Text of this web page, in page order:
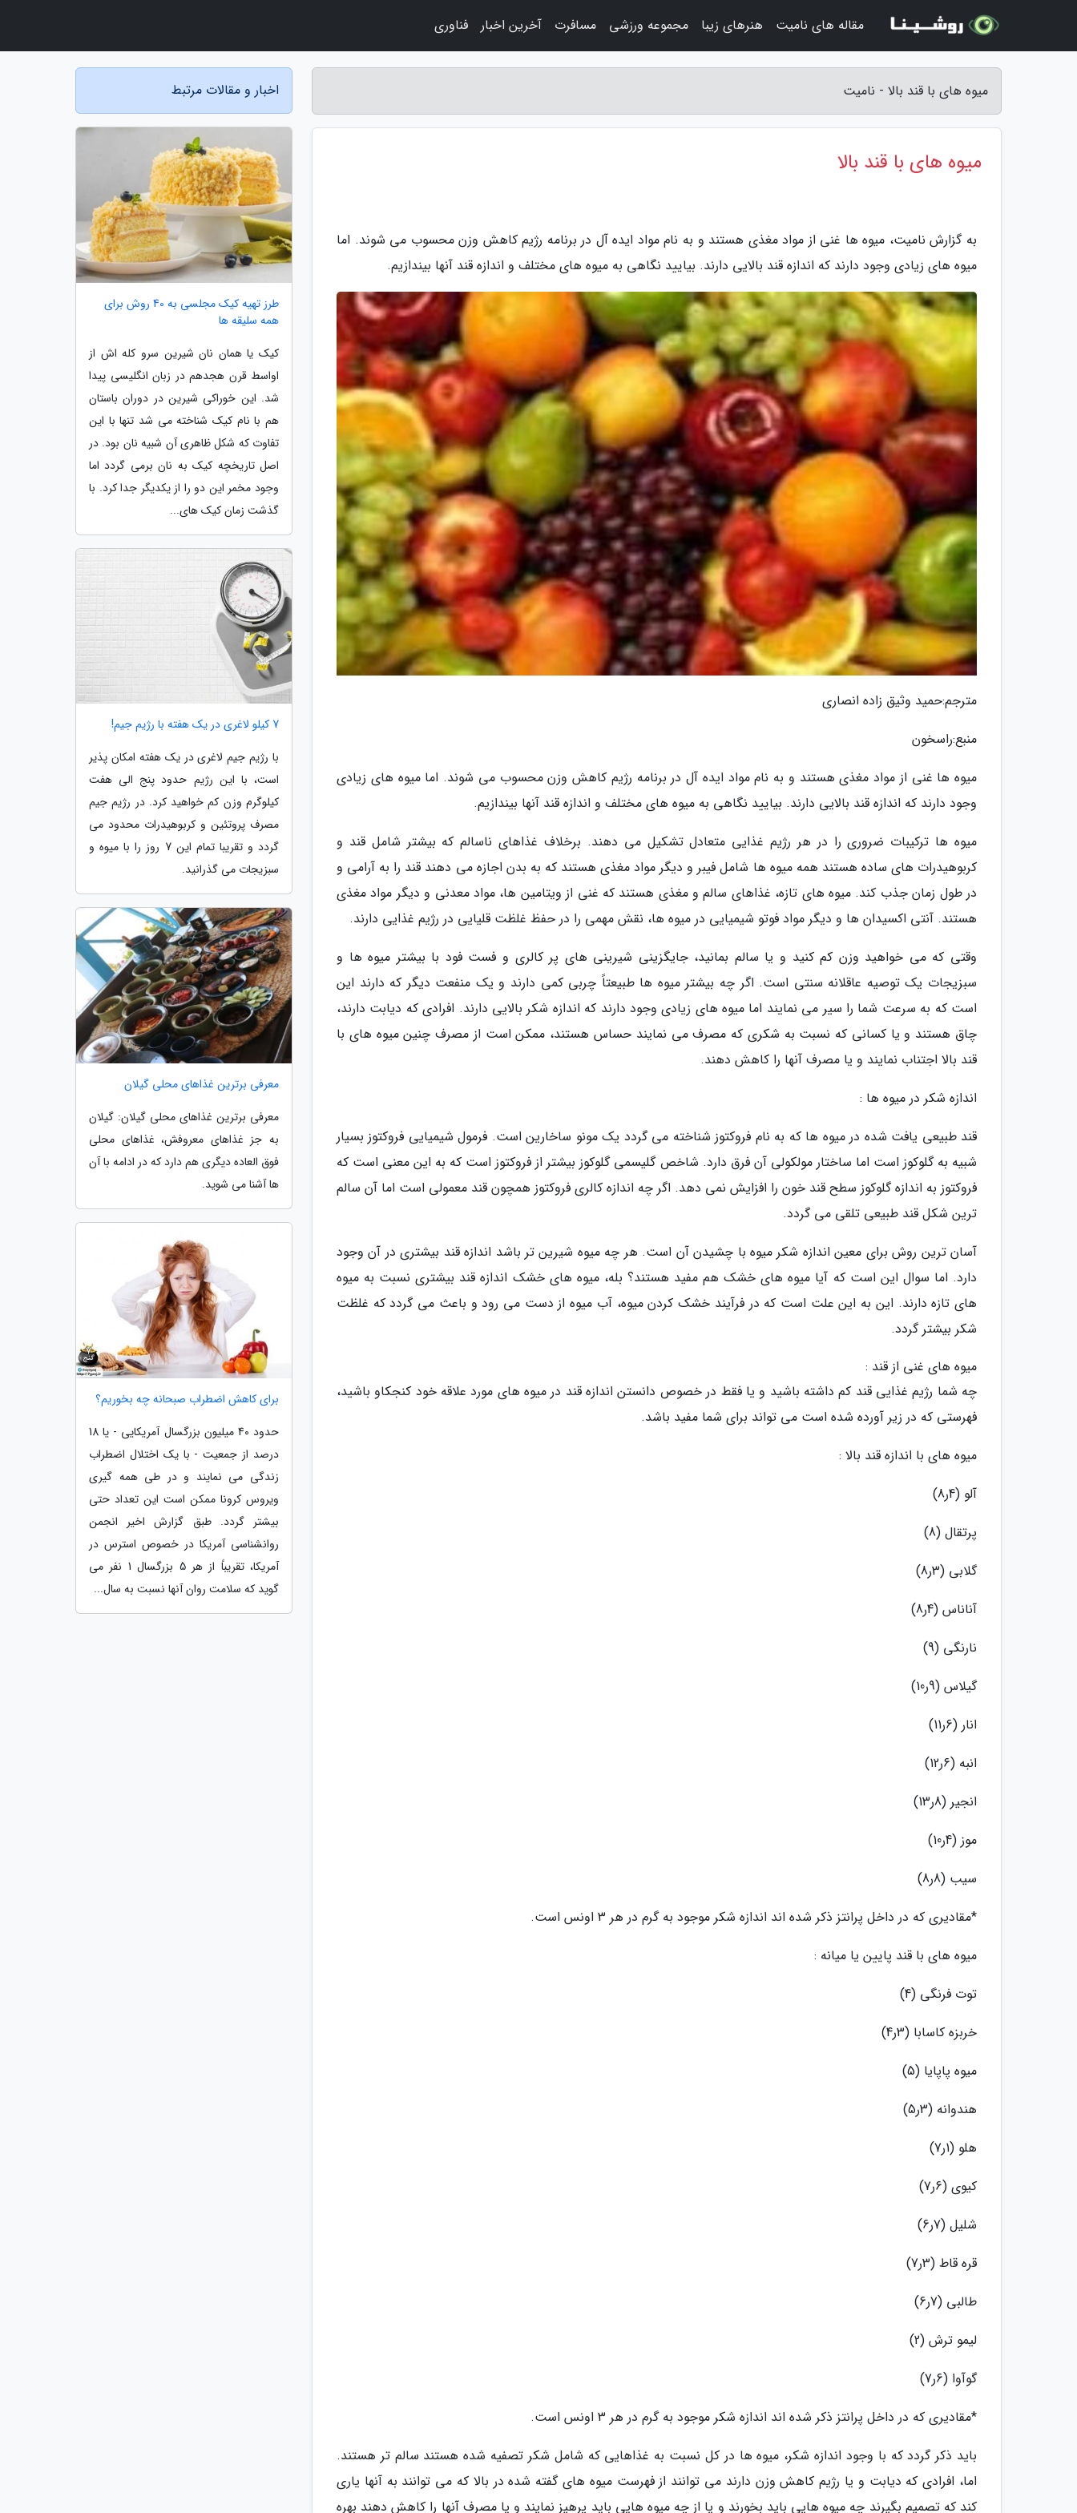
میوه های با قند بالا - نامیت
میوه های با قند بالا
به گزارش نامیت، میوه ها غنی از مواد مغذی هستند و به نام مواد ایده آل در برنامه رژیم کاهش وزن محسوب می شوند. اما
میوه های زیادی وجود دارند که اندازه قند بالایی دارند. بیایید نگاهی به میوه های مختلف و اندازه قند آنها بیندازیم.
مترجم:حمید وثیق زاده انصاری
منبع:راسخون
میوه ها غنی از مواد مغذی هستند و به نام مواد ایده آل در برنامه رژیم کاهش وزن محسوب می شوند. اما میوه های زیادی
وجود دارند که اندازه قند بالایی دارند. بیایید نگاهی به میوه های مختلف و اندازه قند آنها بیندازیم.
میوه ها ترکیبات ضروری را در هر رژیم غذایی متعادل تشکیل می دهند. برخلاف غذاهای ناسالم که بیشتر شامل قند و
کربوهیدرات های ساده هستند همه میوه ها شامل فیبر و دیگر مواد مغذی هستند که به بدن اجازه می دهند قند را به آرامی و
در طول زمان جذب کند. میوه های تازه، غذاهای سالم و مغذی هستند که غنی از ویتامین ها، مواد معدنی و دیگر مواد مغذی
هستند. آنتی اکسیدان ها و دیگر مواد فوتو شیمیایی در میوه ها، نقش مهمی را در حفظ غلظت قلیایی در رژیم غذایی دارند.
وقتی که می خواهید وزن کم کنید و یا سالم بمانید، جایگزینی شیرینی های پر کالری و فست فود با بیشتر میوه ها و
سبزیجات یک توصیه عاقلانه سنتی است. اگر چه بیشتر میوه ها طبیعتاً چربی کمی دارند و یک منفعت دیگر که دارند این
است که به سرعت شما را سیر می نمایند اما میوه های زیادی وجود دارند که اندازه شکر بالایی دارند. افرادی که دیابت دارند،
چاق هستند و یا کسانی که نسبت به شکری که مصرف می نمایند حساس هستند، ممکن است از مصرف چنین میوه های با
قند بالا اجتناب نمایند و یا مصرف آنها را کاهش دهند.
اندازه شکر در میوه ها :
قند طبیعی یافت شده در میوه ها که به نام فروکتوز شناخته می گردد یک مونو ساخارین است. فرمول شیمیایی فروکتوز بسیار
شبیه به گلوکوز است اما ساختار مولکولی آن فرق دارد. شاخص گلیسمی گلوکوز بیشتر از فروکتوز است که به این معنی است که
فروکتوز به اندازه گلوکوز سطح قند خون را افزایش نمی دهد. اگر چه اندازه کالری فروکتوز همچون قند معمولی است اما آن سالم
ترین شکل قند طبیعی تلقی می گردد.
آسان ترین روش برای معین اندازه شکر میوه با چشیدن آن است. هر چه میوه شیرین تر باشد اندازه قند بیشتری در آن وجود
دارد. اما سوال این است که آیا میوه های خشک هم مفید هستند؟ بله، میوه های خشک اندازه قند بیشتری نسبت به میوه
های تازه دارند. این به این علت است که در فرآیند خشک کردن میوه، آب میوه از دست می رود و باعث می گردد که غلظت
شکر بیشتر گردد.
میوه های غنی از قند :
چه شما رژیم غذایی قند کم داشته باشید و یا فقط در خصوص دانستن اندازه قند در میوه های مورد علاقه خود کنجکاو باشید،
فهرستی که در زیر آورده شده است می تواند برای شما مفید باشد.
میوه های با اندازه قند بالا :
آلو (4ر8)
پرتقال (8)
گلابی (3ر8)
آناناس (4ر8)
نارنگی (9)
گیلاس (9ر10)
انار (6ر11)
انبه (6ر12)
انجیر (8ر13)
موز (4ر10)
سیب (8ر8)
*مقادیری که در داخل پرانتز ذکر شده اند اندازه شکر موجود به گرم در هر 3 اونس است.
میوه های با قند پایین یا میانه :
توت فرنگی (4)
خربزه کاسابا (3ر4)
میوه پاپایا (5)
هندوانه (3ر5)
هلو (1ر7)
کیوی (6ر7)
شلیل (7ر6)
قره قاط (3ر7)
طالبی (7ر6)
لیمو ترش (2)
گوآوا (6ر7)
*مقادیری که در داخل پرانتز ذکر شده اند اندازه شکر موجود به گرم در هر 3 اونس است.
باید ذکر گردد که با وجود اندازه شکر، میوه ها در کل نسبت به غذاهایی که شامل شکر تصفیه شده هستند سالم تر هستند.
اما، افرادی که دیابت و یا رژیم کاهش وزن دارند می توانند از فهرست میوه های گفته شده در بالا که می توانند به آنها یاری
کند که تصمیم بگیرند چه میوه هایی باید بخورند و یا از چه میوه هایی باید پرهیز نمایند و یا مصرف آنها را کاهش دهند بهره
اخبار و مقالات مرتبط
طرز تهیه کیک مجلسی به 40 روش برای
همه سلیقه ها
کیک یا همان نان شیرین سرو کله اش از
اواسط قرن هجدهم در زبان انگلیسی پیدا
شد. این خوراکی شیرین در دوران باستان
هم با نام کیک شناخته می شد تنها با این
تفاوت که شکل ظاهری آن شبیه نان بود. در
اصل تاریخچه کیک به نان برمی گردد اما
وجود مخمر این دو را از یکدیگر جدا کرد. با
گذشت زمان کیک های...
7 کیلو لاغری در یک هفته با رژیم جیم!
با رژیم جیم لاغری در یک هفته امکان پذیر
است، با این رژیم حدود پنج الی هفت
کیلوگرم وزن کم خواهید کرد. در رژیم جیم
مصرف پروتئین و کربوهیدرات محدود می
گردد و تقریبا تمام این 7 روز را با میوه و
سبزیجات می گذرانید.
معرفی برترین غذاهای محلی گیلان
معرفی برترین غذاهای محلی گیلان: گیلان
به جز غذاهای معروفش، غذاهای محلی
فوق العاده دیگری هم دارد که در ادامه با آن
ها آشنا می شوید.
برای کاهش اضطراب صبحانه چه بخوریم؟
حدود 40 میلیون بزرگسال آمریکایی - یا 18
درصد از جمعیت - با یک اختلال اضطراب
زندگی می نمایند و در طی همه گیری
ویروس کرونا ممکن است این تعداد حتی
بیشتر گردد. طبق گزارش اخیر انجمن
روانشناسی آمریکا در خصوص استرس در
آمریکا، تقریباً از هر 5 بزرگسال 1 نفر می
گوید که سلامت روان آنها نسبت به سال...
مقاله های نامیت هنرهای زیبا مجموعه ورزشی مسافرت آخرین اخبار فناوری